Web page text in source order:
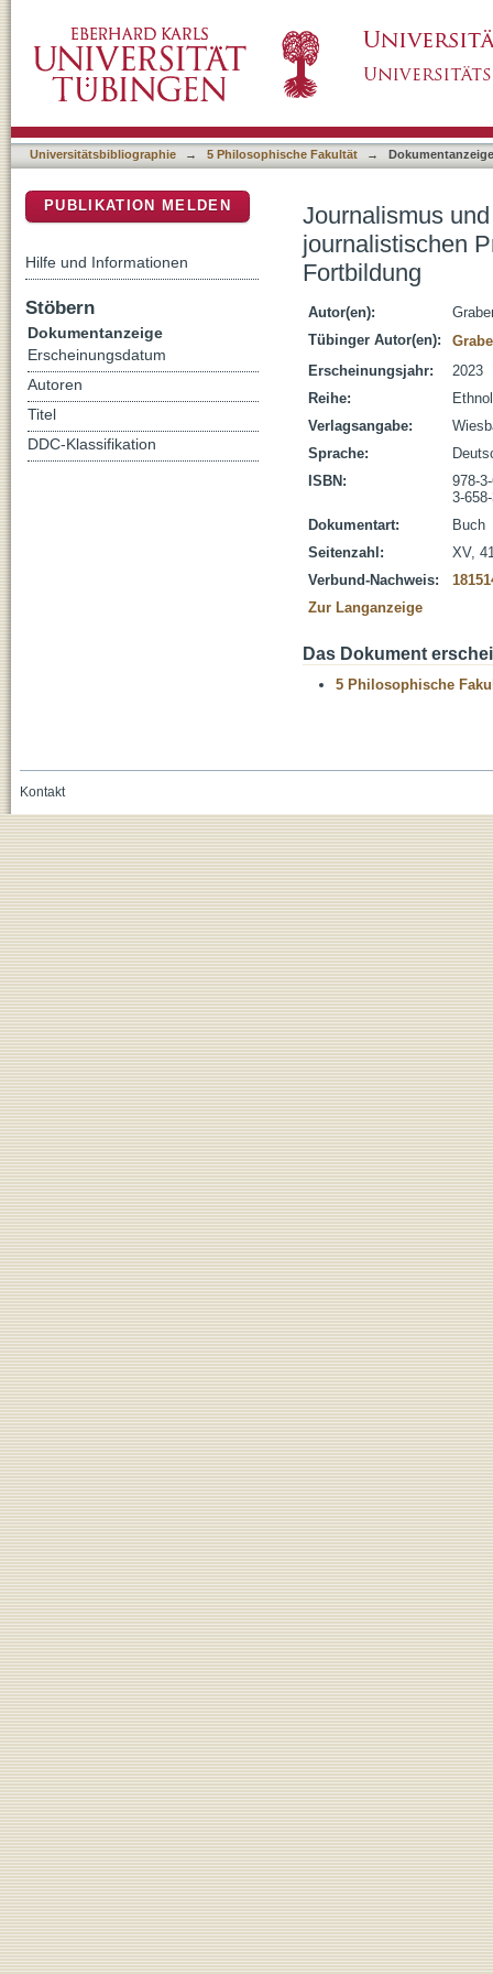
Konsequenzen für die Aus- und Fortbildung
Universitätsbibliographie → 5 Philosophische Fakultät → Dokumentanzeige
Journalismus
journalistischen
Fortbildung
Autor(en):
Tübinger Autor(en):
Erscheinungsjahr:
2023
Reihe:
Verlagsangabe:
Sprache:
ISBN:
978-
3-
Dokumentart:
Buch
Seitenzahl:
XV,
Verbund-Nachweis:
Zur Langanzeige
Das Dokument
5 Philosophische
PUBLIKATION MELDEN
Hilfe und Informationen
Stöbern
Dokumentanzeige
Erscheinungsdatum
Autoren
Titel
DDC-Klassifikation
Kontakt